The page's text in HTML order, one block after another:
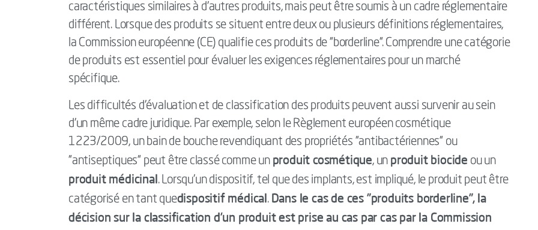
caractéristiques similaires à d'autres produits, mais peut être soumis à un cadre réglementaire
différent. Lorsque des produits se situent entre deux ou plusieurs définitions réglementaires,
la Commission européenne (CE) qualifie ces produits de "borderline". Comprendre une catégorie
de produits est essentiel pour évaluer les exigences réglementaires pour un marché
spécifique.
Les difficultés d'évaluation et de classification des produits peuvent aussi survenir au sein
d’un même cadre juridique. Par exemple, selon le Règlement européen cosmétique
1223/2009, un bain de bouche revendiquant des propriétés "antibactériennes" ou
"antiseptiques" peut être classé comme un produit cosmétique, un produit biocide ou un
produit médicinal. Lorsqu'un dispositif, tel que des implants, est impliqué, le produit peut être
catégorisé en tant quedispositif médical. Dans le cas de ces "produits borderline", la
décision sur la classification d'un produit est prise au cas par cas par la Commission